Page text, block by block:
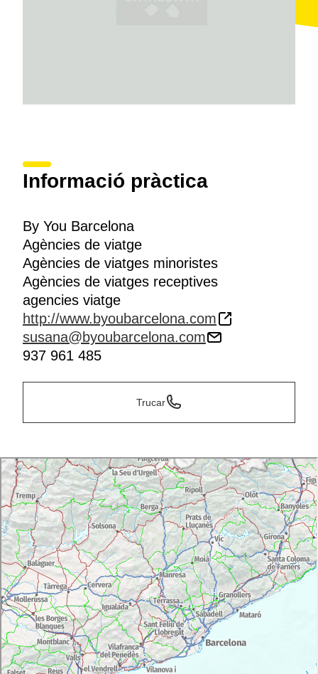
Informació pràctica
By You Barcelona
Agències de viatge
Agències de viatges minoristes
Agències de viatges receptives
agencies viatge
http://www.byoubarcelona.com
susana@byoubarcelona.com
937 961 485
Trucar